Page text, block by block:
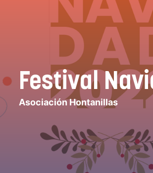
Festival
Asociación Hontanillas